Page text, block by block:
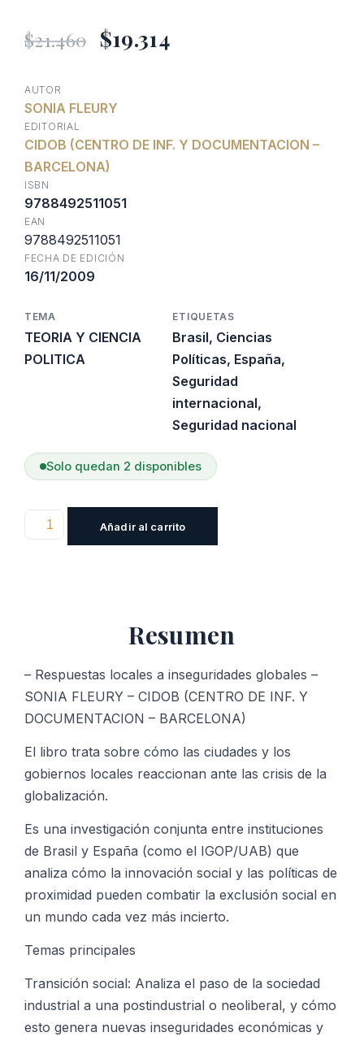
$21.460 El
original
era:
$21.460.
$19.314El
AUTOR
SONIA FLEURY
EDITORIAL
CIDOB (CENTRO DE INF. Y DOCUMENTACION –
BARCELONA)
ISBN
9788492511051
EAN
9788492511051
FECHA DE EDICIÓN
16/11/2009
TEMA
TEORIA Y CIENCIA
POLITICA
ETIQUETAS
Brasil, Ciencias
Políticas, España,
Seguridad
internacional,
Seguridad nacional
Solo quedan 2 disponibles
Respuestas
Añadir al carrito
Resumen
– Respuestas locales a inseguridades globales –
SONIA FLEURY – CIDOB (CENTRO DE INF. Y
DOCUMENTACION – BARCELONA)
El libro trata sobre cómo las ciudades y los
gobiernos locales reaccionan ante las crisis de la
globalización.
Es una investigación conjunta entre instituciones
de Brasil y España (como el IGOP/UAB) que
analiza cómo la innovación social y las políticas de
proximidad pueden combatir la exclusión social en
un mundo cada vez más incierto.
Temas principales
Transición social: Analiza el paso de la sociedad
industrial a una postindustrial o neoliberal, y cómo
esto genera nuevas inseguridades económicas y